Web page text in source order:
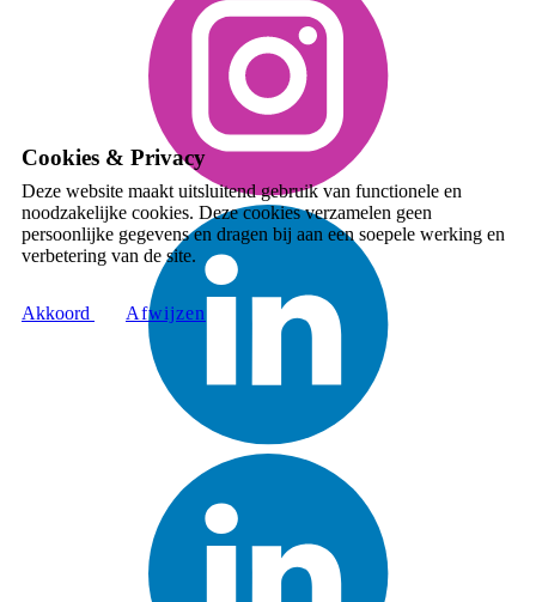
Cookies & Privacy
Deze website maakt uitsluitend gebruik van functionele en
noodzakelijke cookies. Deze cookies verzamelen geen
persoonlijke gegevens en dragen bij aan een soepele werking en
verbetering van de site.
Akkoord A​fwijzen